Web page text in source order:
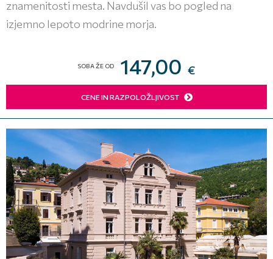
znamenitosti mesta. Navdušil vas bo pogled na
izjemno lepoto modrine morja.
SOBA ŽE OD 147,00 €
CENE IN RAZPOLOŽLJIVOST